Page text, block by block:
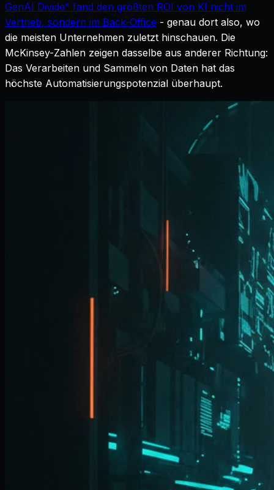
GenAI Divide" fand den größten ROI von KI nicht im
Vertrieb, sondern im Back-Office - genau dort also, wo
die meisten Unternehmen zuletzt hinschauen. Die
McKinsey-Zahlen zeigen dasselbe aus anderer Richtung:
Das Verarbeiten und Sammeln von Daten hat das
höchste Automatisierungspotenzial überhaupt.